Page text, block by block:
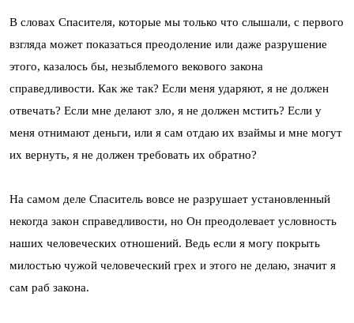
В словах Спасителя, которые мы только что слышали, с первого
взгляда может показаться преодоление или даже разрушение
этого, казалось бы, незыблемого векового закона
справедливости. Как же так? Если меня ударяют, я не должен
отвечать? Если мне делают зло, я не должен мстить? Если у
меня отнимают деньги, или я сам отдаю их взаймы и мне могут
их вернуть, я не должен требовать их обратно?
На самом деле Спаситель вовсе не разрушает установленный
некогда закон справедливости, но Он преодолевает условность
наших человеческих отношений. Ведь если я могу покрыть
милостью чужой человеческий грех и этого не делаю, значит я
сам раб закона.